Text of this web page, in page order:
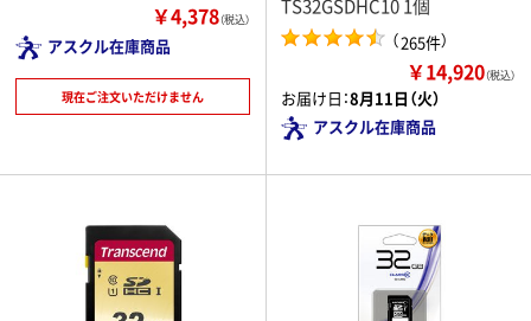
￥4,378（税込）
アスクル在庫商品
現在ご注文いただけません
（265件）
￥14,920（税込）
お届け日：8月11日（火）
アスクル在庫商品